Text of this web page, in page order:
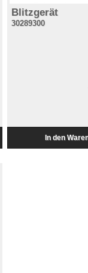
Blitzgerät
30289300